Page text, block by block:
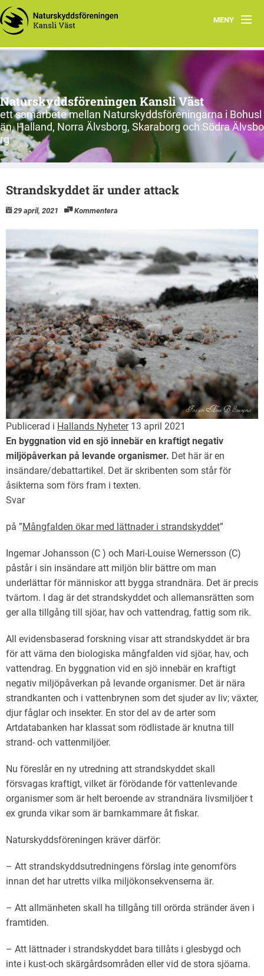
MENY
Hem
Länsförbund och kretsar
Engagera dig
Nätverk i Väst
Naturskyddsföreningen Kansli Väst
ett samarbete mellan Naturskyddsföreningarna i Bohusl
än, Halland, Norra Älvsborg, Skaraborg och Södra Älvsbo
rg
Strandskyddet är under attack
29 april, 2021 Kommentera
Publicerad i Hallands Nyheter13 april 2021
En byggnation vid en sjö innebär en kraftigt negativ
miljöpåverkan på levande organismer. Det här är en
insändare/debattartikel. Det är skribenten som står för
åsikterna som förs fram i texten.
Svar
på ”Mångfalden ökar med lättnader i strandskyddet”
Ingemar Johansson (C ) och Mari-Louise Wernersson (C)
påstår i sin insändare att miljön blir bättre om man
underlättar för människor att bygga strandnära. Det är precis
tvärtom. I dag är det strandskyddet och allemansrätten som
ger alla tillgång till sjöar, hav och vattendrag, fattig som rik.
All evidensbaserad forskning visar att strandskyddet är bra
för att värna den biologiska mångfalden vid sjöar, hav, och
vattendrag. En byggnation vid en sjö innebär en kraftigt
negativ miljöpåverkan på levande organismer. Det är nära
strandkanten och i vattenbrynen som det sjuder av liv; växter,
djur fåglar och insekter. En stor del av de arter som
Artdatabanken har klassat som rödlistade är knutna till
strand- och vattenmiljöer.
Nu föreslår en ny utredning att strandskyddet skall
försvagas kraftigt, vilket är förödande för vattenlevande
organismer som är helt beroende av strandnära livsmiljöer t
ex grunda vikar som är barnkammare åt fiskar.
Naturskyddsföreningen kräver därför:
– Att strandskyddsutredningens förslag inte genomförs
innan det har utretts vilka miljökonsekvenserna är.
– Att allmänheten skall ha tillgång till orörda stränder även i
framtiden.
– Att lättnader i strandskyddet bara tillåts i glesbygd och
inte i kust-och skärgårdsområden eller vid de stora sjöarna.